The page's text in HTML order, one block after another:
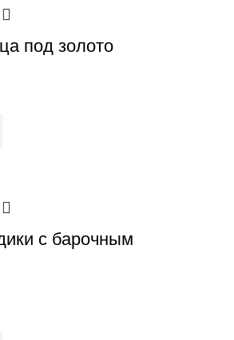
под золото
с барочным